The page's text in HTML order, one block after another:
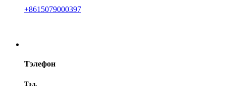
+8615079000397
Тэлефон
Тэл.